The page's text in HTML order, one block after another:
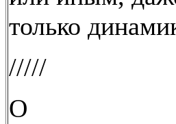
только
/////
О